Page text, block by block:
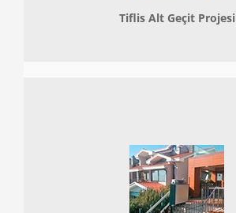
Tiflis Alt Geçit Projesi